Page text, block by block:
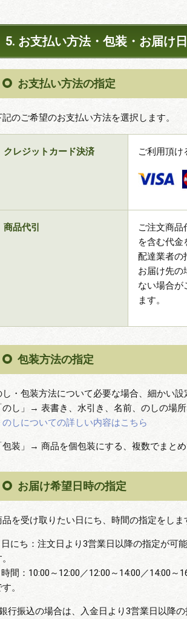
5. お支払い方法・包装・お届け
お支払い方法の指定
記のご希望のお支払い方法を選択します。
クレジットカード決済 ご利用頂け
商品代引
ご注文商品
を含む代金
配達業者の
お届け先の
ない場合が
ます。
包装方法の指定
し・包装方法について必要な場合、細かい設
のし」→ 表書き、水引き、名前、のしの場所
のしについての詳しい内容はこちら
包装」→ 商品を個包装にする、複数でまと
お届け希望日時の指定
品を受け取りたい日にち、時間の指定をしま
にち：注文日より3営業日以降の指定が可
間：10:00～12:00／12:00～14:00／14:00～
。
行振込の場合は、入金日より3営業日以降